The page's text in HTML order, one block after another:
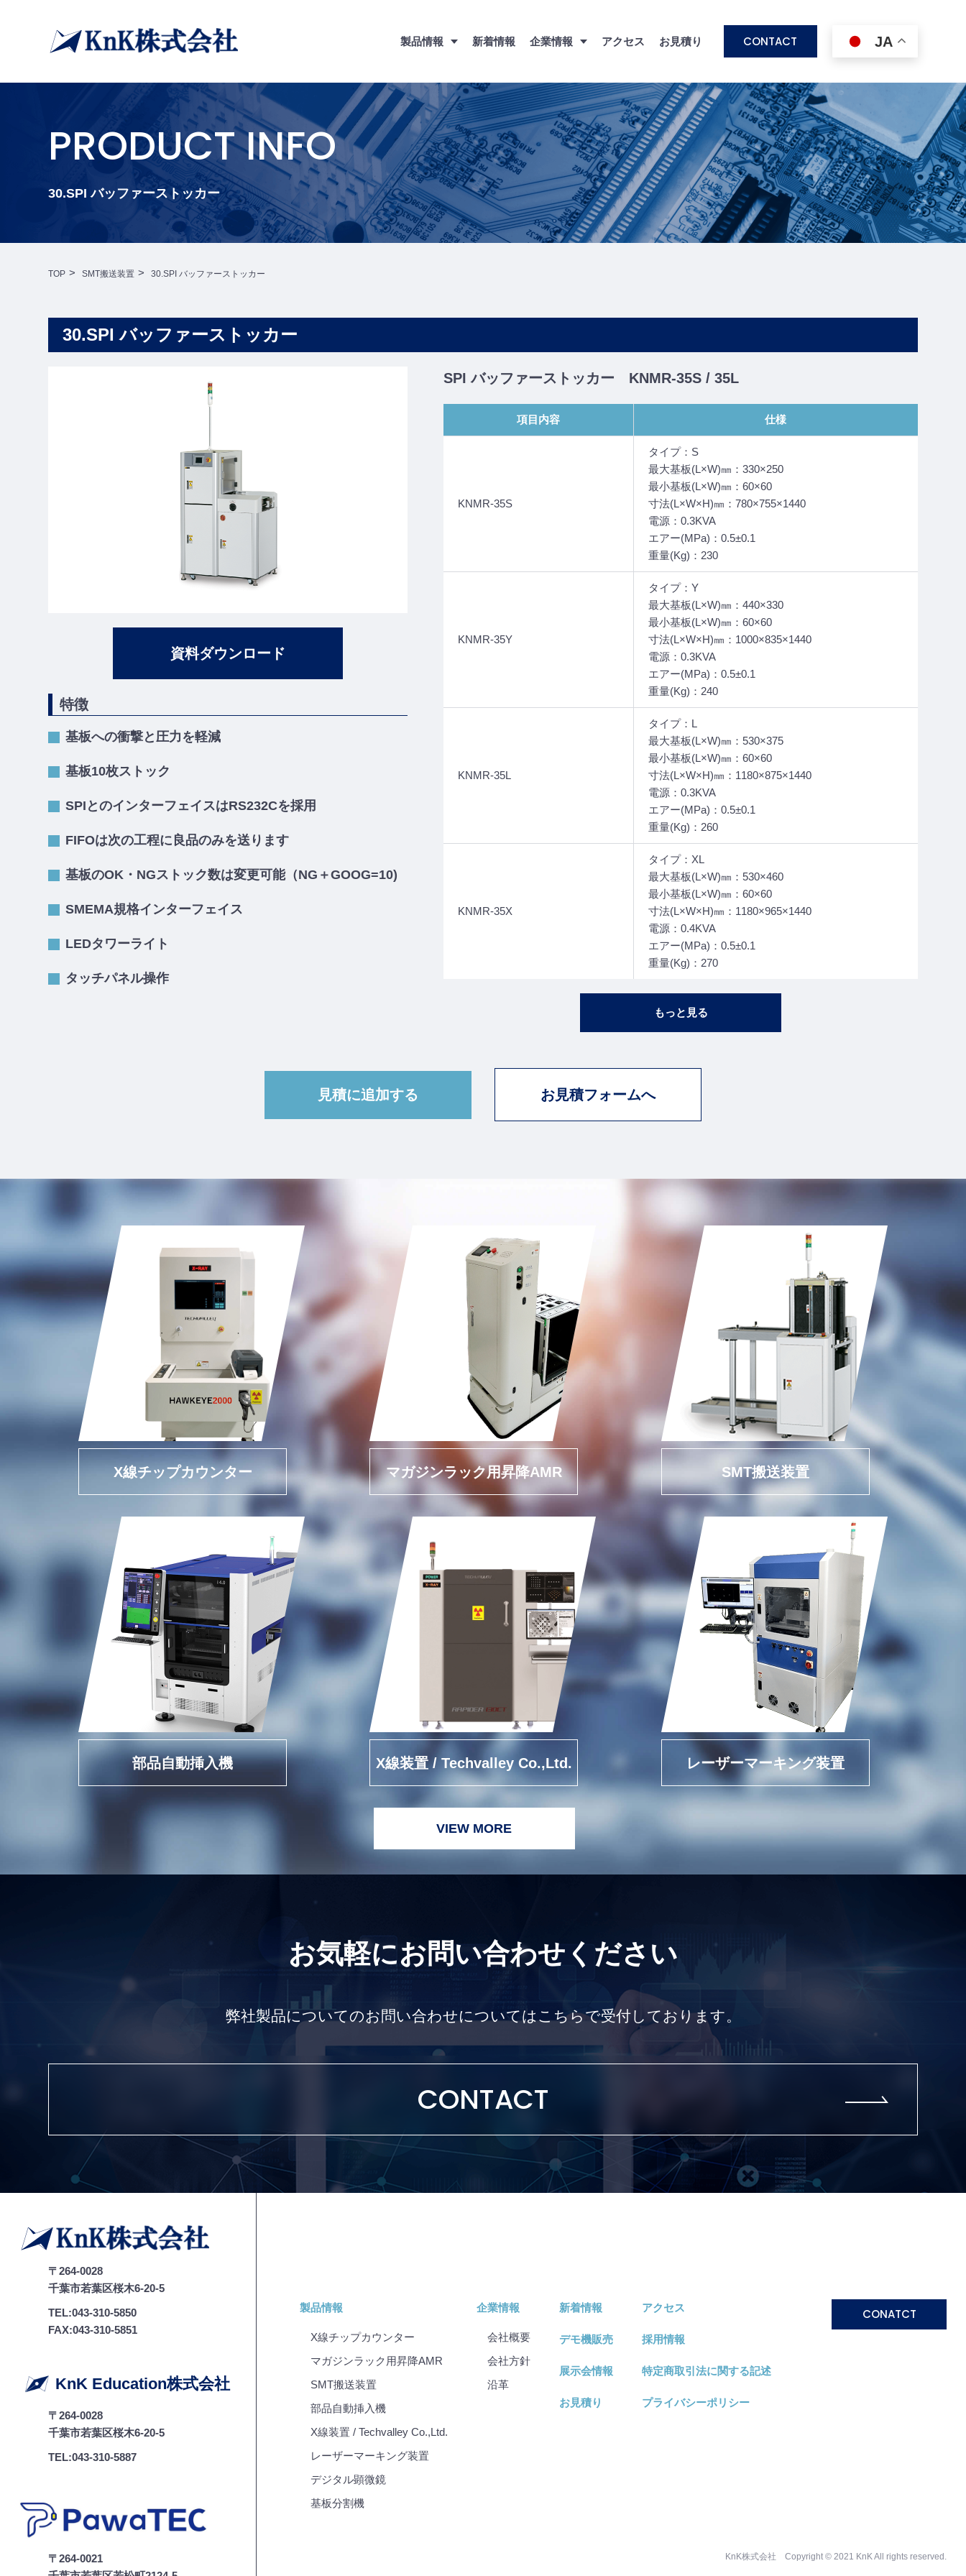
製品情報 新着情報 企業情報 アクセス お見積り CONTACT JA
PRODUCT INFO
30.SPI バッファーストッカー
TOP SMT搬送装置 30.SPI バッファーストッカー
30.SPI バッファーストッカー
資料ダウンロード
特徴
基板への衝撃と圧力を軽減
基板10枚ストック
SPIとのインターフェイスはRS232Cを採用
FIFOは次の工程に良品のみを送ります
基板のOK・NGストック数は変更可能（NG＋GOOG=10)
SMEMA規格インターフェイス
LEDタワーライト
タッチパネル操作
SPI バッファーストッカー KNMR-35S / 35L
項目内容 仕様
KNMR-35S
タイプ：S
最大基板(L×W)㎜：330×250
最小基板(L×W)㎜：60×60
寸法(L×W×H)㎜：780×755×1440
電源：0.3KVA
エアー(MPa)：0.5±0.1
重量(Kg)：230
KNMR-35Y
タイプ：Y
最大基板(L×W)㎜：440×330
最小基板(L×W)㎜：60×60
寸法(L×W×H)㎜：1000×835×1440
電源：0.3KVA
エアー(MPa)：0.5±0.1
重量(Kg)：240
KNMR-35L
タイプ：L
最大基板(L×W)㎜：530×375
最小基板(L×W)㎜：60×60
寸法(L×W×H)㎜：1180×875×1440
電源：0.3KVA
エアー(MPa)：0.5±0.1
重量(Kg)：260
KNMR-35X
タイプ：XL
最大基板(L×W)㎜：530×460
最小基板(L×W)㎜：60×60
寸法(L×W×H)㎜：1180×965×1440
電源：0.4KVA
エアー(MPa)：0.5±0.1
重量(Kg)：270
タイプ：2XL
最大基板(L×W)㎜：610×460
最小基板(L×W)㎜：60×60
重量(Kg)：280
もっと見る
お見積フォームへ
X線チップカウンター マガジンラック用昇降AMR SMT搬送装置
部品自動挿入機 X線装置 / Techvalley Co.,Ltd. レーザーマーキング装置
基板分割機
VIEW MORE
お気軽にお問い合わせください
弊社製品についてのお問い合わせについては こちらで受付しております。
CONTACT
〒264-0028
千葉市若葉区桜木6-20-5
TEL:043-310-5850
FAX:043-310-5851
KnK Education株式会社
〒264-0028
千葉市若葉区桜木6-20-5
TEL:043-310-5887
〒264-0021
製品情報
X線チップカウンター
マガジンラック用昇降AMR
SMT搬送装置
部品自動挿入機
X線装置 / Techvalley Co.,Ltd.
レーザーマーキング装置
デジタル顕微鏡
基板分割機
企業情報
会社概要
会社⽅針
沿⾰
新着情報
デモ機販売
展示会情報
お見積り
アクセス
採用情報
特定商取引法に関する記述
プライバシーポリシー
CONATCT
KnK株式会社 Copyright © 2021 KnK All rights reserved.